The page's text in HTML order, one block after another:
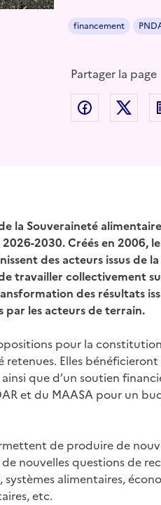
financement
Partager la page
Partager
la Souveraineté
2030. Créés en 2006,
des acteurs issus de
travailler collectivement
des résultats
par les acteurs de terrain.
pour la
Elles bénéficieront
que d’un soutien
et du MAASA pour un
de produire de
nouvelles questions de
alimentaires,
etc.